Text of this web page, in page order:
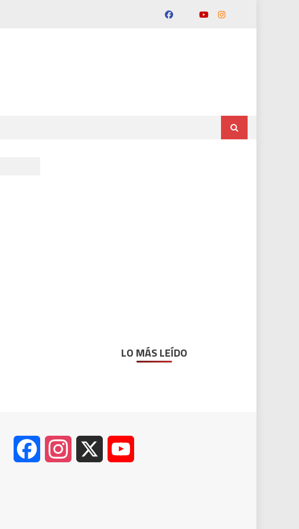
LO MÁS LEÍDO
Facebook Instagram